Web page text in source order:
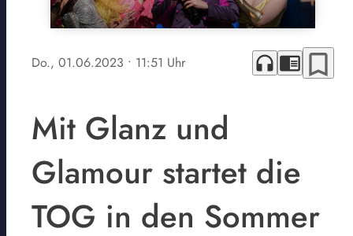
Do., 01.06.2023 • 11:51 Uhr headphones chrome_reader_mode bookmark_border
Mit Glanz und
Glamour startet die
TOG in den Sommer